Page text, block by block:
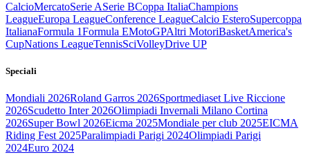
CalcioMercatoSerie ASerie BCoppa ItaliaChampions
LeagueEuropa LeagueConference LeagueCalcio EsteroSupercoppa
ItalianaFormula 1Formula EMotoGPAltri MotoriBasketAmerica's
CupNations LeagueTennisSciVolleyDrive UP
Speciali
Mondiali 2026Roland Garros 2026Sportmediaset Live Riccione
2026Scudetto Inter 2026Olimpiadi Invernali Milano Cortina
2026Super Bowl 2026Eicma 2025Mondiale per club 2025EICMA
Riding Fest 2025Paralimpiadi Parigi 2024Olimpiadi Parigi
2024Euro 2024